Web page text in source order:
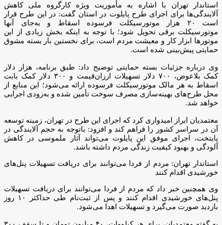
استاندار تهران با اشاره به مأموریت ویژه کارگروه ملی کاهش
آلایندگی‌ها برای اجرای طرح پایلوت در استان گفت: در این طرح قرار
است ۲۰ هزار موتورسیکلت فرسوده اسقاط و به‌جای آنها
موتورسیکلت برقی تحویل شود؛ با توجه به اینکه بخش زیادی از این
موتورها ابزار کار و معیشت مردم است، برای نخستین بار بسته مشوق
حمایتی پیش‌بینی شده است.
وی درباره جزئیات بسته حمایتی توضیح داد: طبق برنامه، هزار دلار
کمک بلاعوض، ۷۰۰ دلار تسهیلات ارزان‌قیمت و ۳۰۰ دلار کمک بابت
اسقاط به هر مالک موتورسیکلت فرسوده ارائه می‌شود؛ این منابع از
محل طرح‌های بهینه‌سازی مصرف سوخت تأمین شده و به‌زودی اجرایی
خواهد شد.
معتمدیان ابراز امیدواری کرد که اجرای این طرح در تهران، زمینه توسعه
آن در سراسر کشور را فراهم کند و افزود: باتوجه به حجم آلایندگی در
پایتخت، اجرای موفق این پایلوت می‌تواند آثار ملموسی در کاهش
آلودگی و بهبود کیفیت زندگی مردم داشته باشد.
استاندار تهران: مردم از فردا می‌توانند برای دریافت تسهیلات پنل‌های
خورشیدی اقدام کنند
وی همچنین خبر داد که مردم از فردا می‌توانند برای دریافت تسهیلات
پنل‌های خورشیدی اقدام کنند و پس ‌از ثبت‌نام طی حداکثر ۱۰ روز
بازدید صورت می‌گیرد و تسهیلات اهدا می‌شود.